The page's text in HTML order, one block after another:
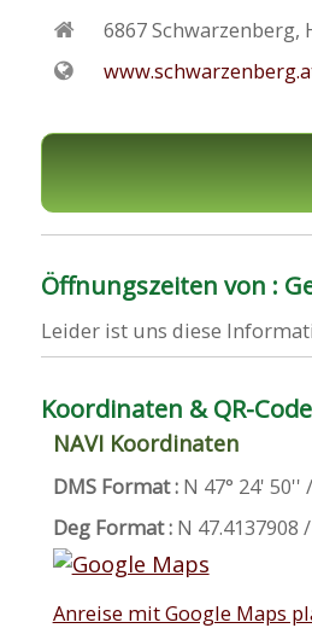
6867Schwarzenberg,
Öffnungszeiten von :
Leider ist uns diese
Koordinaten & QR-
NAVI Koordinaten
DMS Format : N 47° 24' 50''
Deg Format : N 47.4137908
Anreise mit Google Maps